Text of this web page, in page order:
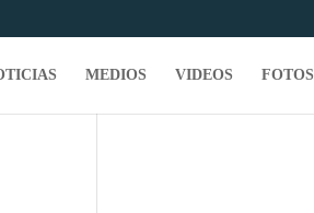
MEDIOS VIDEOS FOTOS